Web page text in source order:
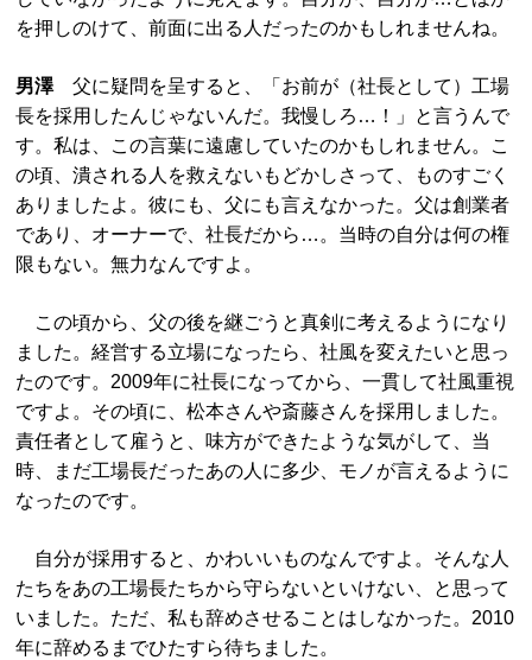
を押しのけて、前面に出る人だったのかもしれませんね。
男澤父に疑問を呈すると、「お前が（社長として）工場
長を採用したんじゃないんだ。我慢しろ…！」と言うんで
す。私は、この言葉に遠慮していたのかもしれません。こ
の頃、潰される人を救えないもどかしさって、ものすごく
ありましたよ。彼にも、父にも言えなかった。父は創業者
であり、オーナーで、社長だから…。当時の自分は何の権
限もない。無力なんですよ。
この頃から、父の後を継ごうと真剣に考えるようになり
ました。経営する立場になったら、社風を変えたいと思っ
たのです。2009年に社長になってから、一貫して社風重視
ですよ。その頃に、松本さんや斎藤さんを採用しました。
責任者として雇うと、味方ができたような気がして、当
時、まだ工場長だったあの人に多少、モノが言えるように
なったのです。
自分が採用すると、かわいいものなんですよ。そんな人
たちをあの工場長たちから守らないといけない、と思って
いました。ただ、私も辞めさせることはしなかった。2010
年に辞めるまでひたすら待ちました。